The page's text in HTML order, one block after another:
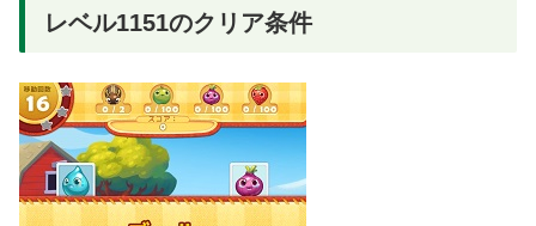
レベル1151のクリア条件